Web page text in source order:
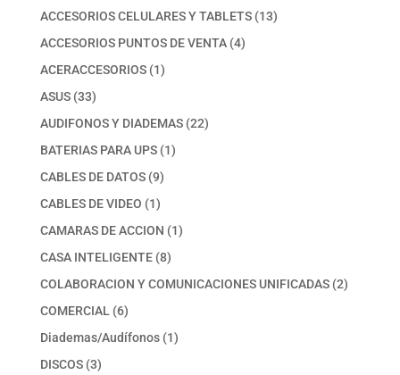
productos
ACCESORIOS CELULARES Y TABLETS 1313
ACCESORIOS PUNTOS DE VENTA 44
ACERACCESORIOS 11
ASUS 3333
productos
AUDIFONOS Y DIADEMAS 2222
BATERIAS PARA UPS 11
CABLES DE DATOS 99
productos
CABLES DE VIDEO 11
producto
CAMARAS DE ACCION 11
CASA INTELIGENTE 88
productos
COLABORACION Y COMUNICACIONES UNIFICADAS 22
COMERCIAL 66
productos
Diademas/Audífonos 11
DISCOS 33